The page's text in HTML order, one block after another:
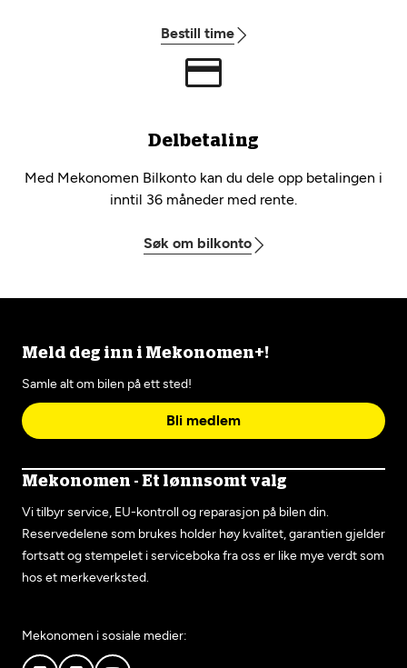
Bestill time
Delbetaling
Med Mekonomen Bilkonto kan du dele opp betalingen i
inntil 36 måneder med rente.
Søk om bilkonto
Meld deg inn i Mekonomen+!
Samle alt om bilen på ett sted!
Bli medlem
Mekonomen - Et lønnsomt valg
Vi tilbyr service, EU-kontroll og reparasjon på bilen din.
Reservedelene som brukes holder høy kvalitet, garantien gjelder
fortsatt og stempelet i serviceboka fra oss er like mye verdt som
hos et merkeverksted.
Mekonomen i sosiale medier: